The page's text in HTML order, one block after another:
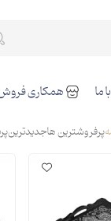
ما همکاری
پرفروشترین هاجدیدترین